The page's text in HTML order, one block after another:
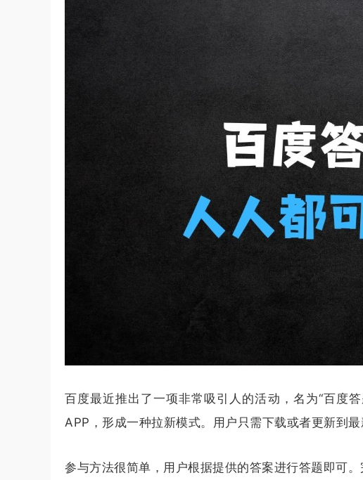
百度最近推出了一项非常吸引人的活动，名为“百度
APP，形成一种拉新模式。用户只需下载或者更新到
参与方法很简单，用户根据提供的答案进行答题即可